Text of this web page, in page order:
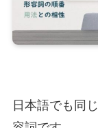
日本語でも同